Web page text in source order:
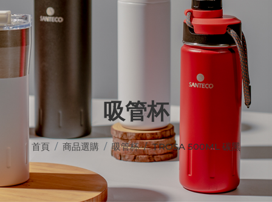
吸管杯
首頁 商品選購 吸管杯 TROSA 500ML 碳黑